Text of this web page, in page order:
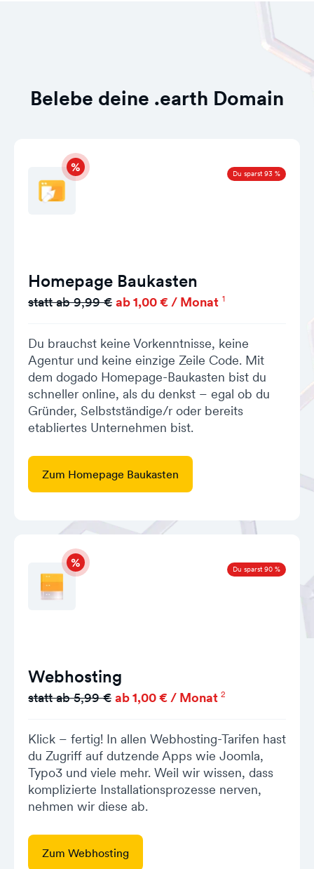
Belebe deine .earth Domain
Du sparst 93 %
Homepage Baukasten
statt ab 9,99 € ab 1,00 € / Monat 1
Du brauchst keine Vorkenntnisse, keine
Agentur und keine einzige Zeile Code. Mit
dem dogado Homepage-Baukasten bist du
schneller online, als du denkst – egal ob du
Gründer, Selbstständige/r oder bereits
etabliertes Unternehmen bist.
Zum Homepage Baukasten
Du sparst 90 %
Webhosting
statt ab 5,99 € ab 1,00 € / Monat 2
Klick – fertig! In allen Webhosting-Tarifen hast
du Zugriff auf dutzende Apps wie Joomla,
Typo3 und viele mehr. Weil wir wissen, dass
komplizierte Installationsprozesse nerven,
nehmen wir diese ab.
Zum Webhosting